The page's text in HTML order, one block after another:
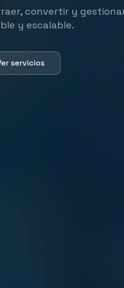
convertir y
y escalable.
servicios